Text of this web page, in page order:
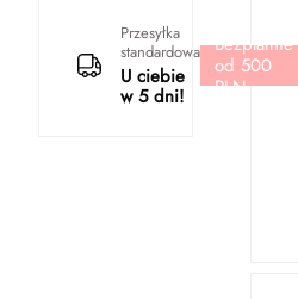
Przesyłka
standardowa
U ciebie
w 5 dni!
Bezpłatnie
od 500
PLN